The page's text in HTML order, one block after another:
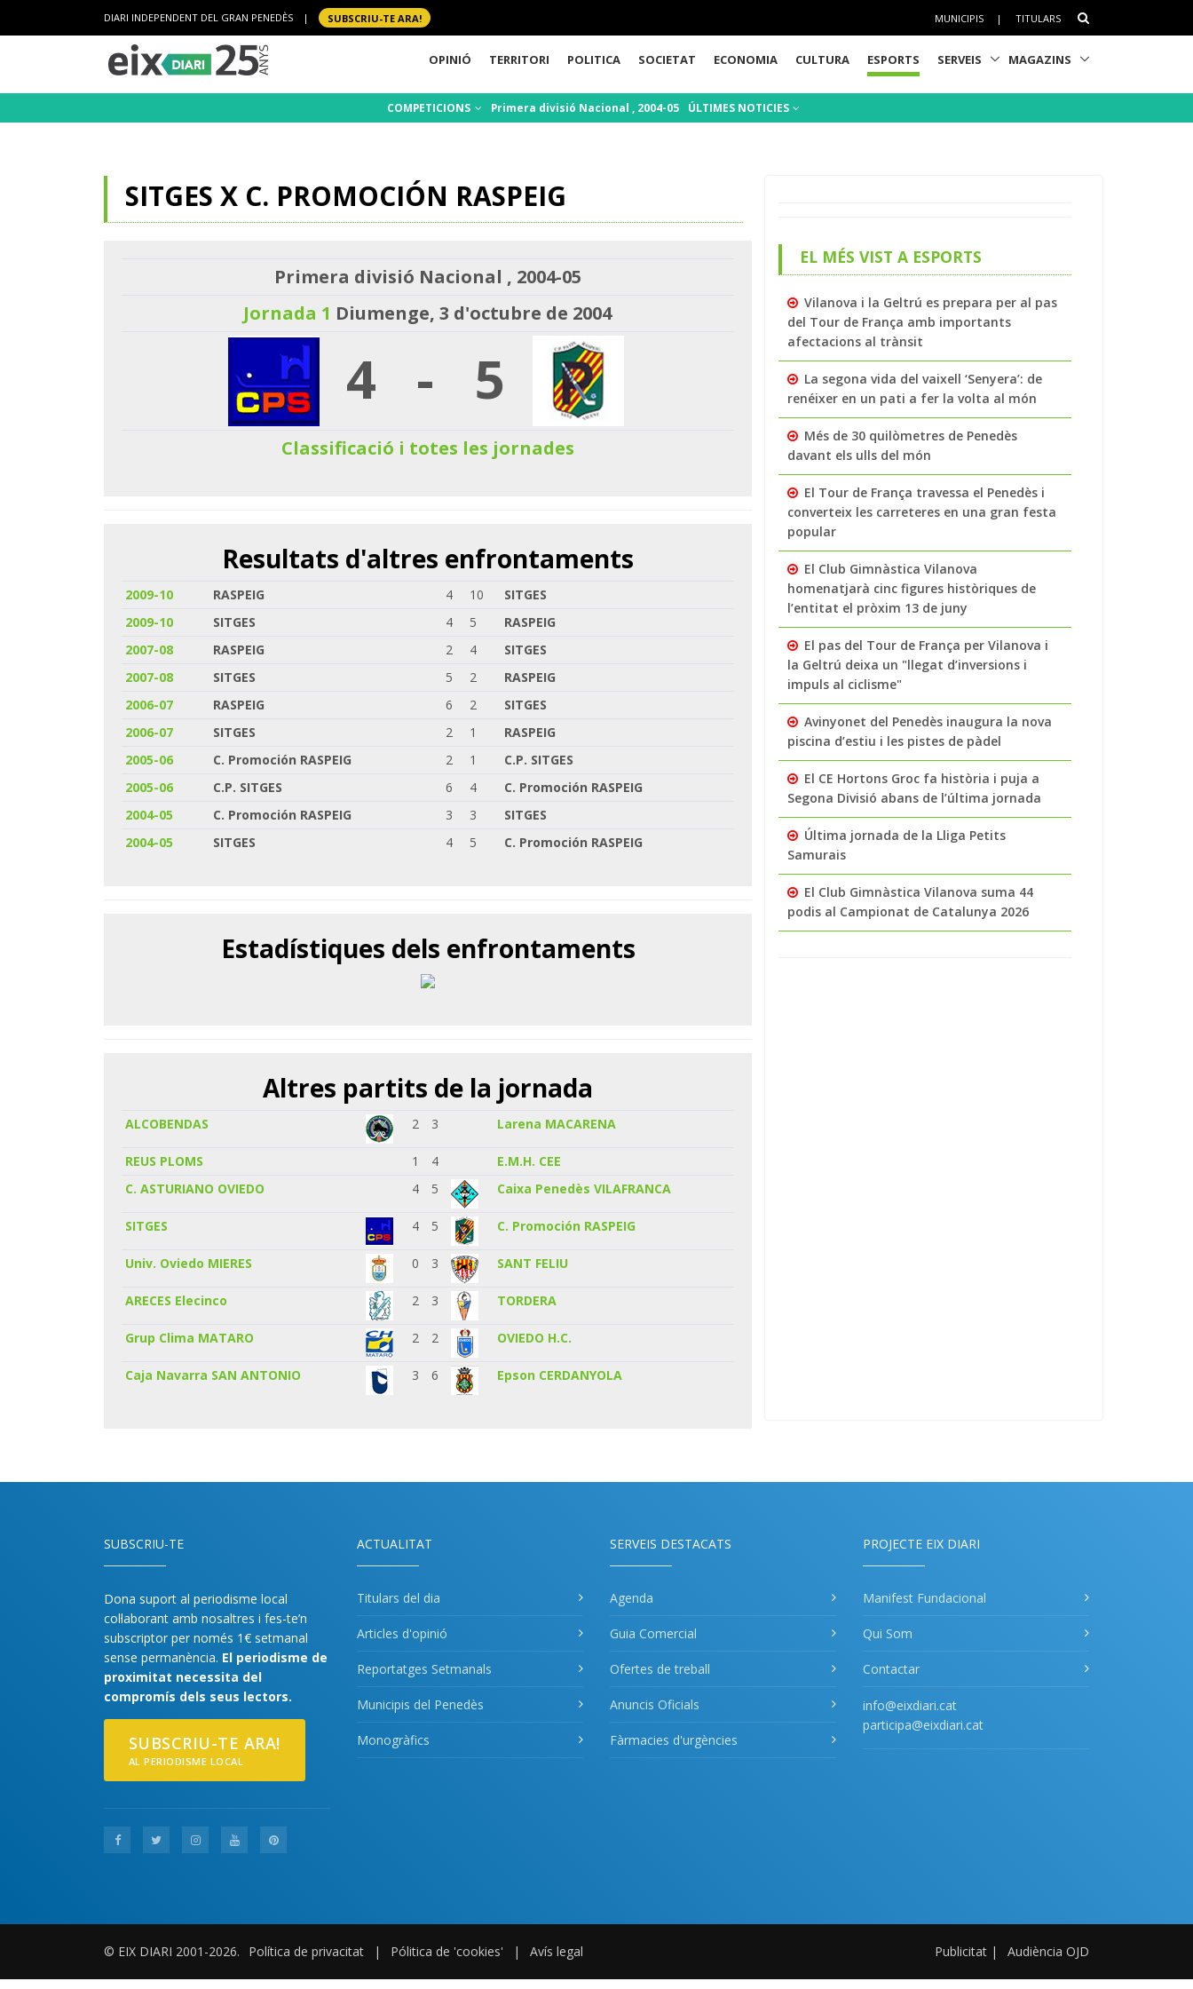
DIARI INDEPENDENT DEL GRAN PENEDÈS | SUBSCRIU-TE ARA! MUNICIPIS | TITULARS
OPINIÓ TERRITORI POLITICA SOCIETAT ECONOMIA CULTURA ESPORTS SERVEIS MAGAZINS
COMPETICIONS Primera divisió Nacional , 2004-05 ÚLTIMES NOTICIES
SITGES X C. PROMOCIÓN RASPEIG
Primera divisió Nacional , 2004-05
Jornada 1 Diumenge, 3 d'octubre de 2004
4 - 5
Classificació i totes les jornades
Resultats d'altres enfrontaments
2009-10 RASPEIG 4 10
SITGES
2009-10
SITGES 4 5
RASPEIG
2007-08
RASPEIG 2 4
SITGES
2007-08
SITGES 5 2
RASPEIG
2006-07
RASPEIG 6 2
SITGES
2006-07
SITGES 2 1
RASPEIG
2005-06
C. Promoción RASPEIG 2 1
C.P. SITGES
2005-06
C.P. SITGES 6 4
C. Promoción RASPEIG
2004-05
C. Promoción RASPEIG 3 3
SITGES
2004-05
SITGES 4 5 C. Promoción RASPEIG
Estadístiques dels enfrontaments
Altres partits de la jornada
ALCOBENDAS 2 3 Larena MACARENA
REUS PLOMS 1 4
E.M.H. CEE
C. ASTURIANO OVIEDO
4 5 Caixa Penedès VILAFRANCA
SITGES 4 5 C. Promoción RASPEIG
Univ. Oviedo MIERES 0 3 SANT FELIU
ARECES Elecinco 2 3 TORDERA
Grup Clima MATARO 2 2 OVIEDO H.C.
Caja Navarra SAN ANTONIO 3 6 Epson CERDANYOLA
EL MÉS VIST A ESPORTS
Vilanova i la Geltrú es prepara per al pas
del Tour de França amb importants
afectacions al trànsit
La segona vida del vaixell ‘Senyera’: de
renéixer en un pati a fer la volta al món
Més de 30 quilòmetres de Penedès
davant els ulls del món
El Tour de França travessa el Penedès i
converteix les carreteres en una gran festa
popular
El Club Gimnàstica Vilanova
homenatjarà cinc figures històriques de
l’entitat el pròxim 13 de juny
El pas del Tour de França per Vilanova i
la Geltrú deixa un "llegat d’inversions i
impuls al ciclisme"
Avinyonet del Penedès inaugura la nova
piscina d’estiu i les pistes de pàdel
El CE Hortons Groc fa història i puja a
Segona Divisió abans de l’última jornada
Última jornada de la Lliga Petits
Samurais
El Club Gimnàstica Vilanova suma 44
podis al Campionat de Catalunya 2026
SUBSCRIU-TE
Dona suport al periodisme local
col·laborant amb nosaltres i fes-te’n
subscriptor per només 1€ setmanal
sense permanència. El periodisme de
proximitat necessita del
compromís dels seus lectors.
SUBSCRIU-TE ARA!
AL PERIODISME LOCAL
ACTUALITAT
Titulars del dia
Articles d'opinió
Reportatges Setmanals
Municipis del Penedès
Monogràfics
SERVEIS DESTACATS
Agenda
Guia Comercial
Ofertes de treball
Anuncis Oficials
Fàrmacies d'urgències
PROJECTE EIX DIARI
Manifest Fundacional
Qui Som
Contactar
info@eixdiari.cat
participa@eixdiari.cat
© EIX DIARI 2001-2026. Política de privacitat | Pólitica de 'cookies' | Avís legal Publicitat | Audiència OJD